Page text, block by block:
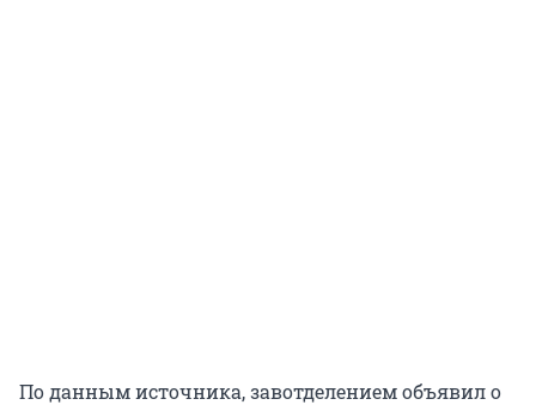
По данным источника, завотделением объявил о